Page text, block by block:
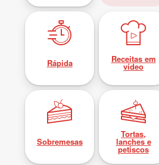
Rápida Receitas em
vídeo
Sobremesas
Tortas,
lanches e
petiscos